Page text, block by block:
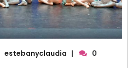
estebanyclaudia |
0